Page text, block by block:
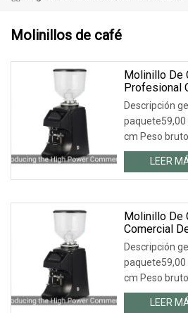
Molinillos de café
Molinillo De
Profesional
Para
Descripción
paquete59,00
cm Peso
.lc-a-img {
LEER
Molinillo De
Comercial
De Aluminio
Descripción
paquete59,00
cm Peso
.lc-a-img {
LEER